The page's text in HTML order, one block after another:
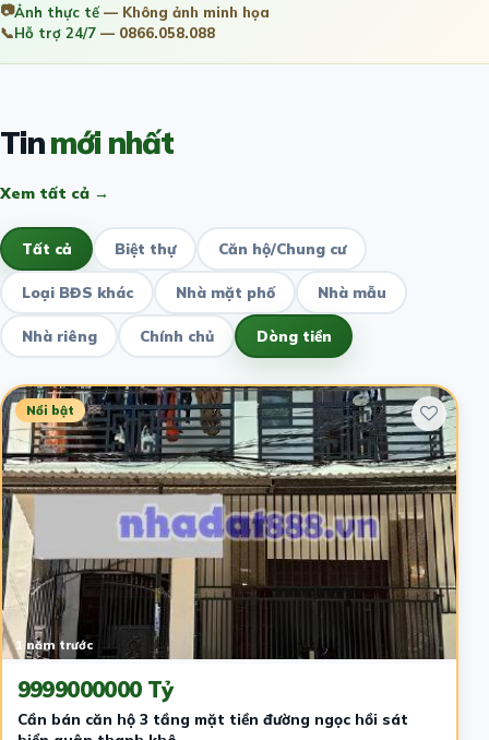
📷Ảnh thực tế— Không ảnh minh họa
📞Hỗ trợ 24/7 — 0866.058.088
Tinmới nhất
Xem tất cả →
Tất cả Biệt thự Căn hộ/Chung cư
Loại BĐS khác Nhà mặt phố Nhà mẫu
Nhà riêng Chính chủ Dòng tiền
Nổi bật
1 năm trước
9999000000 Tỷ
Cần bán căn hộ 3 tầng mặt tiền đường ngọc hồi sát